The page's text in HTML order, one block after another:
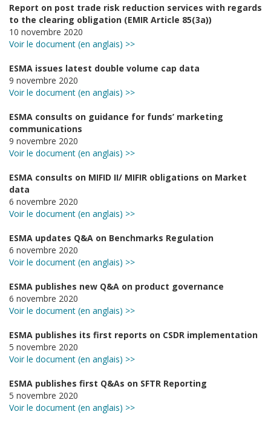
Report on post trade risk reduction services with regards
to the clearing obligation (EMIR Article 85(3a))
10 novembre 2020
Voir le document (en anglais) >>
ESMA issues latest double volume cap data
9 novembre 2020
Voir le document (en anglais) >>
ESMA consults on guidance for funds’ marketing
communications
9 novembre 2020
Voir le document (en anglais) >>
ESMA consults on MIFID II/ MIFIR obligations on Market
data
6 novembre 2020
Voir le document (en anglais) >>
ESMA updates Q&A on Benchmarks Regulation
6 novembre 2020
Voir le document (en anglais) >>
ESMA publishes new Q&A on product governance
6 novembre 2020
Voir le document (en anglais) >>
ESMA publishes its first reports on CSDR implementation
5 novembre 2020
Voir le document (en anglais) >>
ESMA publishes first Q&As on SFTR Reporting
5 novembre 2020
Voir le document (en anglais) >>